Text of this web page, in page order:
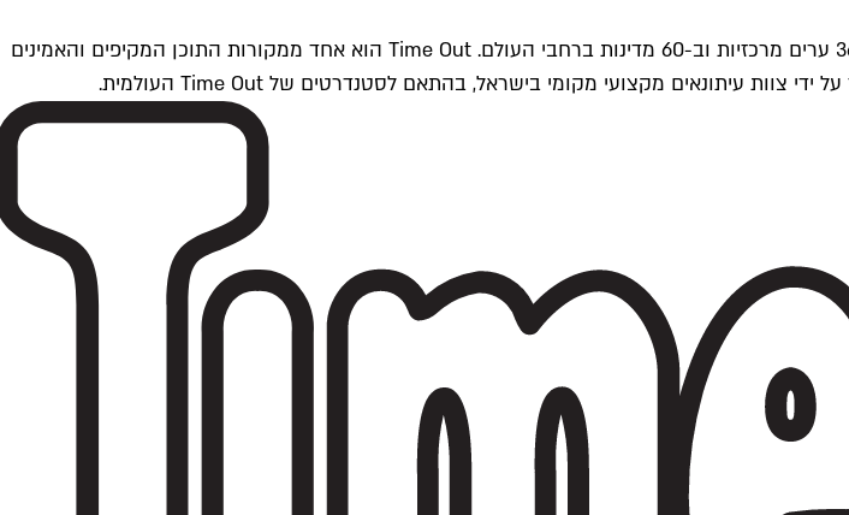
Time Outתל אביב הוא חלק מרשת Time Out Global — רשת מדיה בינלאומית הפועלת ב-360 ערים מרכזיות וב-60 מדינות ברחבי העולם. Time Out הוא אחד ממקורות התוכן המקיפים והאמינים